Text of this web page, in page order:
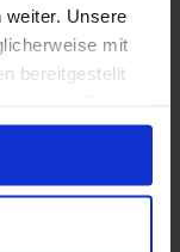
weiter. Unsere
mit
bereitgestellt
met